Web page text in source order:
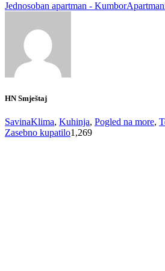
Jednosoban apartman - Kumbor
HN Smještaj
SavinaKlima, Kuhinja, Pogled na more,
Zasebno kupatilo1,269